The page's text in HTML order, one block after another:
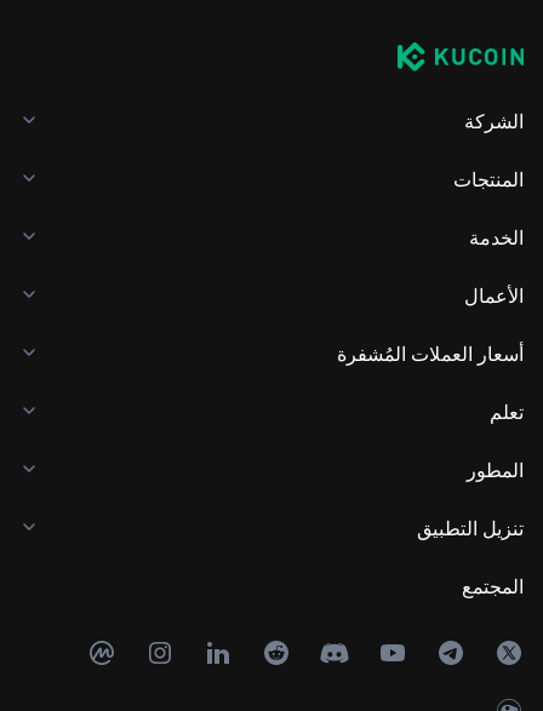
الشركة
المنتجات
الخدمة
الأعمال
أسعار العملات المُشفرة
تعلم
المطور
تنزيل التطبيق
المجتمع